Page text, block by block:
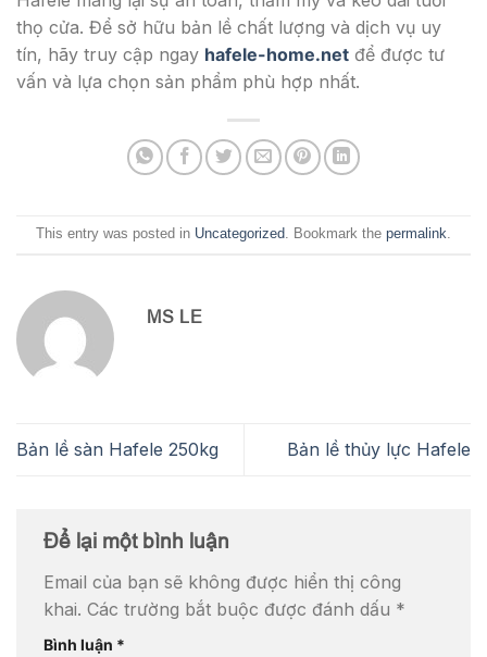
thọ cửa. Để sở hữu bản lề chất lượng và dịch vụ uy
tín, hãy truy cập ngay hafele-home.net để được tư
vấn và lựa chọn sản phẩm phù hợp nhất.
This entry was posted in Uncategorized. Bookmark the permalink.
MS LE
Bản lề sàn Hafele 250kg Bản lề thủy lực Hafele
Để lại một bình luận
Email của bạn sẽ không được hiển thị công
khai. Các trường bắt buộc được đánh dấu *
Bình luận *